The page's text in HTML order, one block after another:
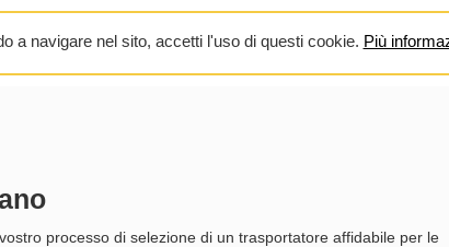
a navigare nel sito, accetti l'uso di questi cookie. Più
processo di selezione di un trasportatore affidabile per le